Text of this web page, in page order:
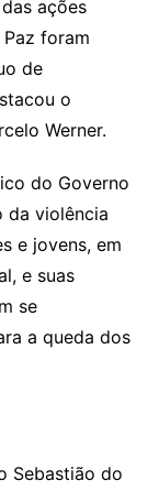
ações
foram
de
o
Werner.
do Governo
da violência
e jovens, em
e suas
se
a queda dos
Sebastião do